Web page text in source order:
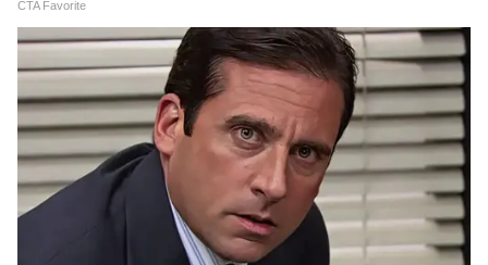
পারে
পূর্ণাঙ্গ প্রতিবেদন পেশ করার জন্য প্যানেলটিকে ১৮
মাসের সময়সীমা দেওয়া হয়েছে, যার ফলে ২০২৭
সালের মাঝামাঝি সময়ে তাদের চূড়ান্ত
সুপারিশগুলো পাওয়া যেতে পারে। যদিও চূড়ান্ত
বাস্তবায়নের ক্ষেত্রে আমলাতান্ত্রিক প্রক্রিয়াজনিত
কিছু রদবদল হতে পারে, তবুও সংশোধিত বেতন
কাঠামো ১ জানুয়ারি ২০২৬ থেকে কার্যকর হওয়ার